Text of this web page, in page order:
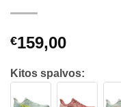
€159,00
Kitos spalvos: